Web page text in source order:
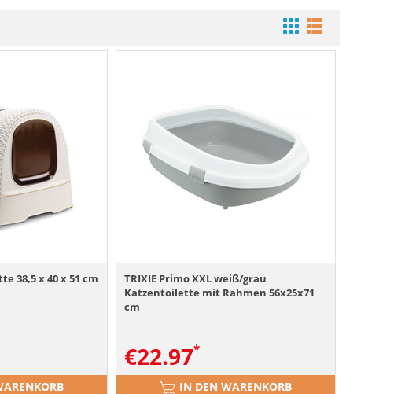
38,5 x 40 x 51 cm
TRIXIE Primo XXL weiß/grau
Katzentoilette mit Rahmen 56x25x71
cm
€22.97
IN DEN WARENKORB